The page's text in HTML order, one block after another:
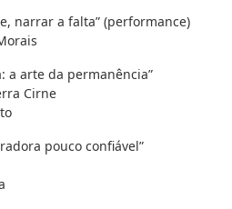
narrar a falta” (performance)
a arte da permanência”
Cirne
pouco confiável”